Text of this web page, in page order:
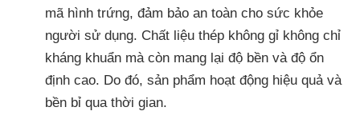
mã hình trứng, đảm bảo an toàn cho sức khỏe
người sử dụng. Chất liệu thép không gỉ không chỉ
kháng khuẩn mà còn mang lại độ bền và độ ổn
định cao. Do đó, sản phẩm hoạt động hiệu quả và
bền bỉ qua thời gian.